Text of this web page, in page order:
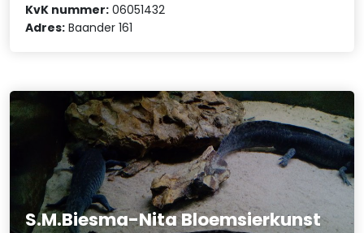
KvK nummer: 06051432
Adres: Baander 161
S.M.Biesma-Nita Bloemsierkunst